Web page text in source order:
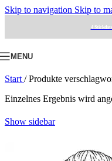
Skip to navigation Skip to
4
MENU
Start / Produkte
Einzelnes Ergebnis wird
Show sidebar